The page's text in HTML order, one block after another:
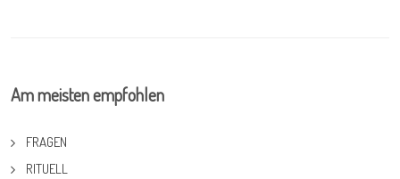
Am meisten empfohlen
FRAGEN
RITUELL